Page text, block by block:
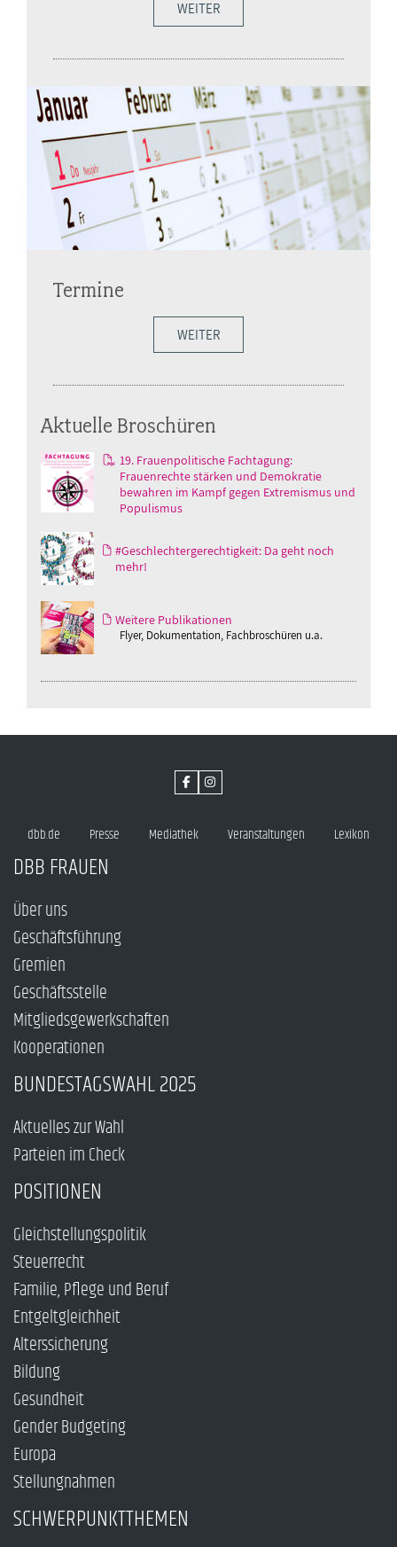
WEITER
Termine
WEITER
Aktuelle Broschüren
19. Frauenpolitische Fachtagung:
Frauenrechte stärken und Demokratie
bewahren im Kampf gegen Extremismus und
Populismus
#Geschlechtergerechtigkeit: Da geht noch
mehr!
Weitere Publikationen
Flyer, Dokumentation, Fachbroschüren u.a.
dbb.de Presse Mediathek Veranstaltungen Lexikon
DBB FRAUEN
Über uns
Geschäftsführung
Gremien
Geschäftsstelle
Mitgliedsgewerkschaften
Kooperationen
BUNDESTAGSWAHL 2025
Aktuelles zur Wahl
Parteien im Check
POSITIONEN
Gleichstellungspolitik
Steuerrecht
Familie, Pflege und Beruf
Entgeltgleichheit
Alterssicherung
Bildung
Gesundheit
Gender Budgeting
Europa
Stellungnahmen
SCHWERPUNKTTHEMEN